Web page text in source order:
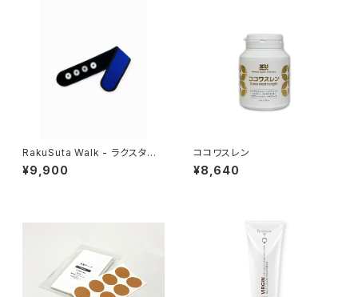
RakuSuta Walk - ラクスタウォ
ーク -
¥9,900
ココワスレン
¥8,640